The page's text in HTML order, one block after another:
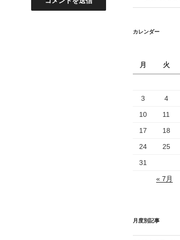
カレンダー
月
火
3 4
10 11
17 18
24 25
31
« 7月
月度別記事